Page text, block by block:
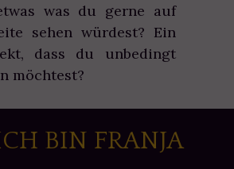
was du gerne auf
sehen würdest? Ein
dass du unbedingt
möchtest?
BIN FRANJA